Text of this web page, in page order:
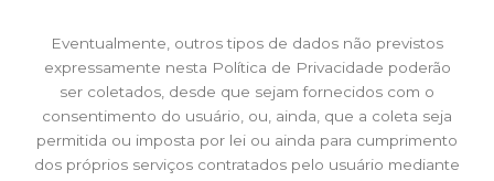
Eventualmente, outros tipos de dados não previstos
expressamente nesta Política de Privacidade poderão
ser coletados, desde que sejam fornecidos com o
consentimento do usuário, ou, ainda, que a coleta seja
permitida ou imposta por lei ou ainda para cumprimento
dos próprios serviços contratados pelo usuário mediante